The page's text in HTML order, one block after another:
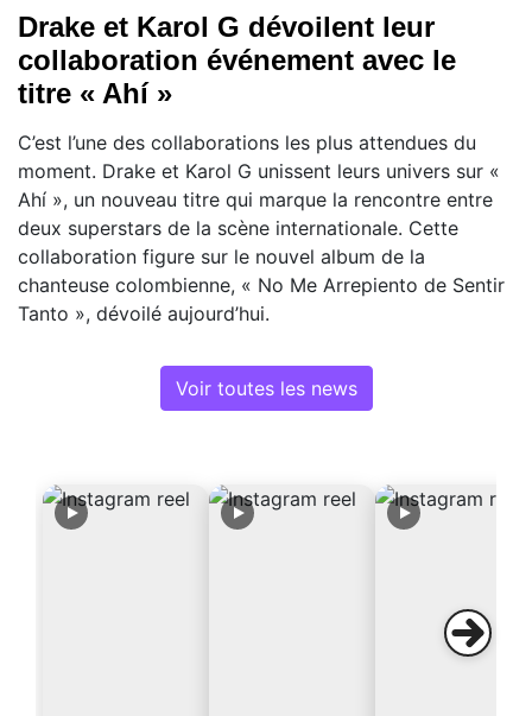
Drake et Karol G dévoilent leur
collaboration événement avec le
titre « Ahí »
C’est l’une des collaborations les plus attendues du
moment. Drake et Karol G unissent leurs univers sur «
Ahí », un nouveau titre qui marque la rencontre entre
deux superstars de la scène internationale. Cette
collaboration figure sur le nouvel album de la
chanteuse colombienne, « No Me Arrepiento de Sentir
Tanto », dévoilé aujourd’hui.
Voir toutes les news